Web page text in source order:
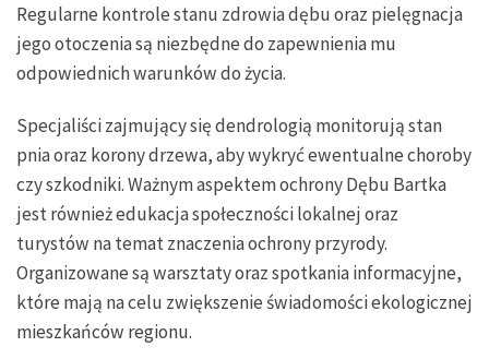
Regularne kontrole stanu zdrowia dębu oraz pielęgnacja
jego otoczenia są niezbędne do zapewnienia mu
odpowiednich warunków do życia.
Specjaliści zajmujący się dendrologią monitorują stan
pnia oraz korony drzewa, aby wykryć ewentualne choroby
czy szkodniki. Ważnym aspektem ochrony Dębu Bartka
jest również edukacja społeczności lokalnej oraz
turystów na temat znaczenia ochrony przyrody.
Organizowane są warsztaty oraz spotkania informacyjne,
które mają na celu zwiększenie świadomości ekologicznej
mieszkańców regionu.